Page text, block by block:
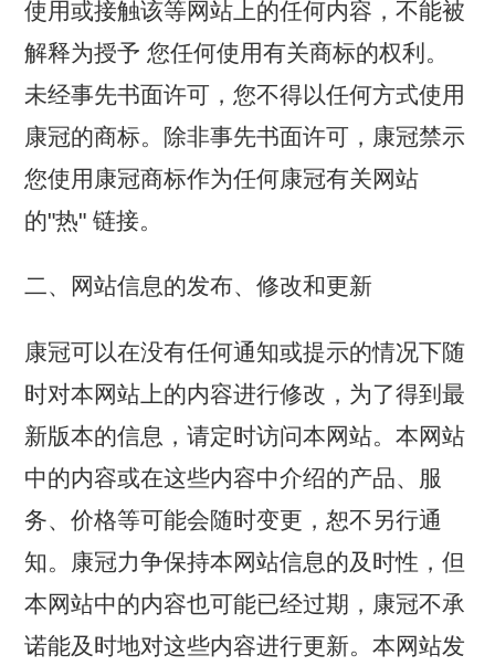
使用或接触该等网站上的任何内容，不能被
解释为授予 您任何使用有关商标的权利。
未经事先书面许可，您不得以任何方式使用
康冠的商标。除非事先书面许可，康冠禁示
您使用康冠商标作为任何康冠有关网站
的"热" 链接。
二、网站信息的发布、修改和更新
康冠可以在没有任何通知或提示的情况下随
时对本网站上的内容进行修改，为了得到最
新版本的信息，请定时访问本网站。本网站
中的内容或在这些内容中介绍的产品、服
务、价格等可能会随时变更，恕不另行通
知。康冠力争保持本网站信息的及时性，但
本网站中的内容也可能已经过期，康冠不承
诺能及时地对这些内容进行更新。本网站发